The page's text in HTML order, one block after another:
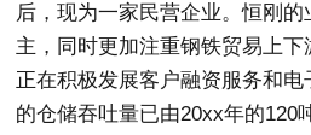
后，现为一家民营企业。恒刚
主，同时更加注重钢铁贸易上下
正在积极发展客户融资服务和电
的仓储吞吐量已由20xx年的120